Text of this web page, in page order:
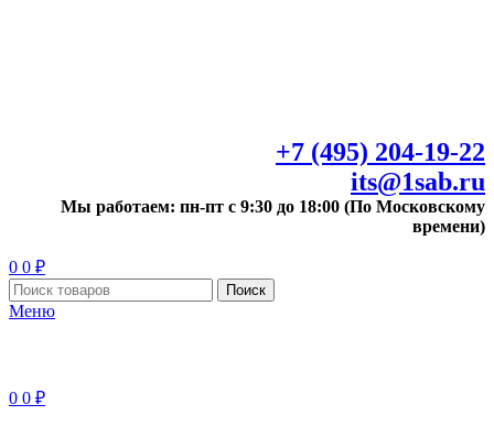
+7 (495) 204-19-22
its@1sab.ru
Мы работаем: пн-пт с 9:30 до 18:00 (По Московскому
времени)
0 0 ₽
Поиск
Меню
0 0 ₽